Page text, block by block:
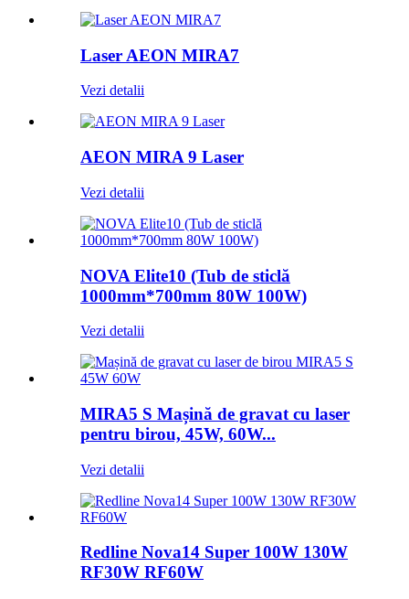
Laser AEON MIRA7
Vezi detalii
AEON MIRA 9 Laser
Vezi detalii
NOVA Elite10 (Tub de sticlă
1000mm*700mm 80W 100W)
Vezi detalii
MIRA5 S Mașină de gravat cu laser
pentru birou, 45W, 60W...
Vezi detalii
Redline Nova14 Super 100W 130W
RF30W RF60W